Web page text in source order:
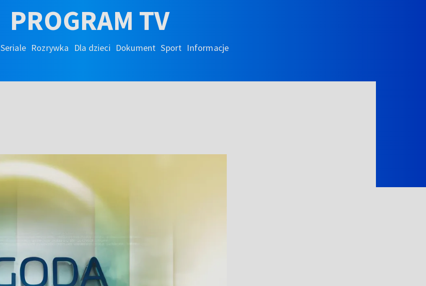
PROGRAM TV
Seriale Rozrywka Dla dzieci Dokument Sport Informacje